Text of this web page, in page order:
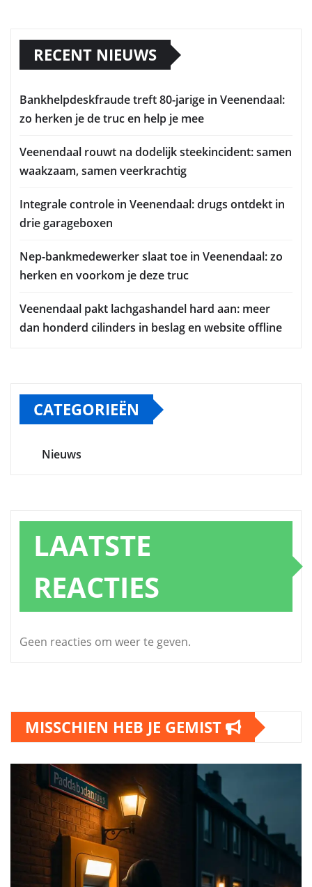
RECENT NIEUWS
Bankhelpdeskfraude treft 80-jarige in Veenendaal:
zo herken je de truc en help je mee
Veenendaal rouwt na dodelijk steekincident: samen
waakzaam, samen veerkrachtig
Integrale controle in Veenendaal: drugs ontdekt in
drie garageboxen
Nep-bankmedewerker slaat toe in Veenendaal: zo
herken en voorkom je deze truc
Veenendaal pakt lachgashandel hard aan: meer
dan honderd cilinders in beslag en website offline
CATEGORIEËN
Nieuws
LAATSTE
REACTIES
Geen reacties om weer te geven.
MISSCHIEN HEB JE GEMIST